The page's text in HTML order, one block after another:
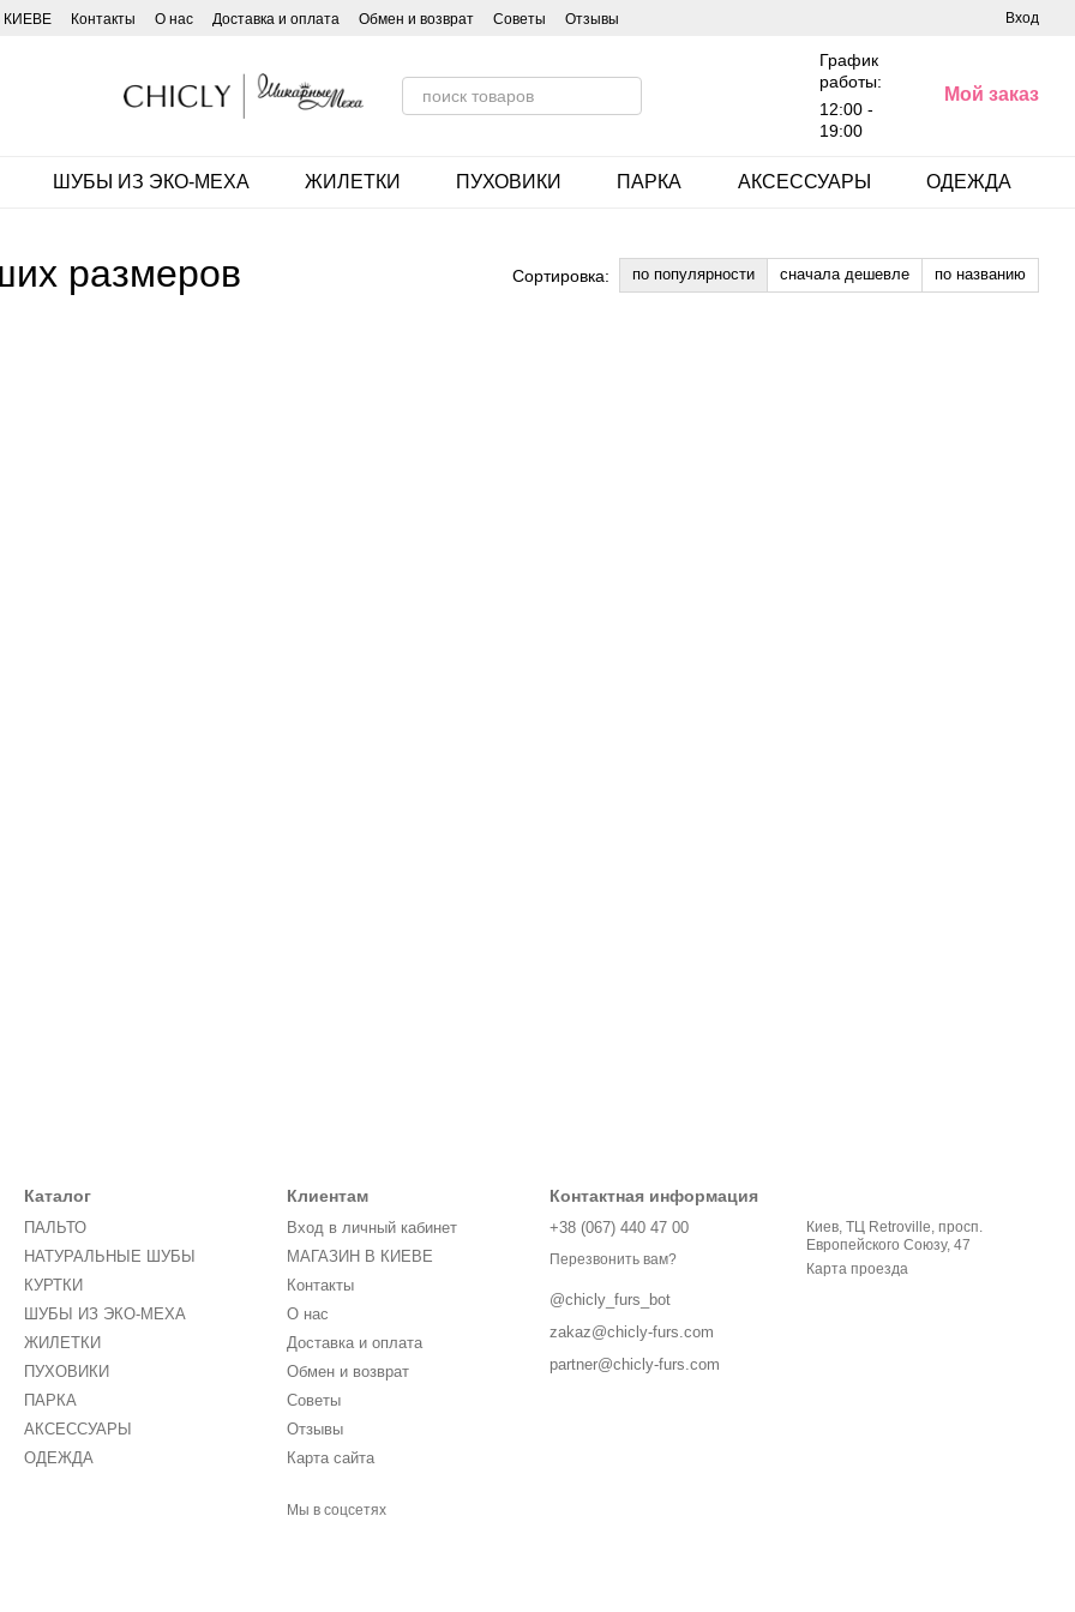
КИЕВЕ Контакты О нас Доставка и оплата Обмен и возврат Советы Отзывы Вход
График
работы:
12:00 -
19:00
Мой заказ
ШУБЫ ИЗ ЭКО-МЕХА ЖИЛЕТКИ ПУХОВИКИ ПАРКА АКСЕССУАРЫ ОДЕЖДА
размеров Сортировка: по популярности сначала дешевле по названию
Каталог
ПАЛЬТО
НАТУРАЛЬНЫЕ ШУБЫ
КУРТКИ
ШУБЫ ИЗ ЭКО-МЕХА
ЖИЛЕТКИ
ПУХОВИКИ
ПАРКА
АКСЕССУАРЫ
ОДЕЖДА
Клиентам
Вход в личный кабинет
МАГАЗИН В КИЕВЕ
Контакты
О нас
Доставка и оплата
Обмен и возврат
Советы
Отзывы
Карта сайта
Мы в соцсетях
Контактная информация
+38 (067) 440 47 00
Перезвонить вам?
@chicly_furs_bot
zakaz@chicly-furs.com
partner@chicly-furs.com
Киев, ТЦ Retroville, просп.
Европейского Союзу, 47
Карта проезда